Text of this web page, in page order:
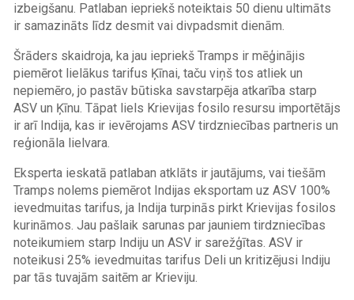
izbeigšanu. Patlaban iepriekš noteiktais 50 dienu ultimāts
ir samazināts līdz desmit vai divpadsmit dienām.
Šrāders skaidroja, ka jau iepriekš Tramps ir mēģinājis
piemērot lielākus tarifus Ķīnai, taču viņš tos atliek un
nepiemēro, jo pastāv būtiska savstarpēja atkarība starp
ASV un Ķīnu. Tāpat liels Krievijas fosilo resursu importētājs
ir arī Indija, kas ir ievērojams ASV tirdzniecības partneris un
reģionāla lielvara.
Eksperta ieskatā patlaban atklāts ir jautājums, vai tiešām
Tramps nolems piemērot Indijas eksportam uz ASV 100%
ievedmuitas tarifus, ja Indija turpinās pirkt Krievijas fosilos
kurināmos. Jau pašlaik sarunas par jauniem tirdzniecības
noteikumiem starp Indiju un ASV ir sarežģītas. ASV ir
noteikusi 25% ievedmuitas tarifus Deli un kritizējusi Indiju
par tās tuvajām saitēm ar Krieviju.